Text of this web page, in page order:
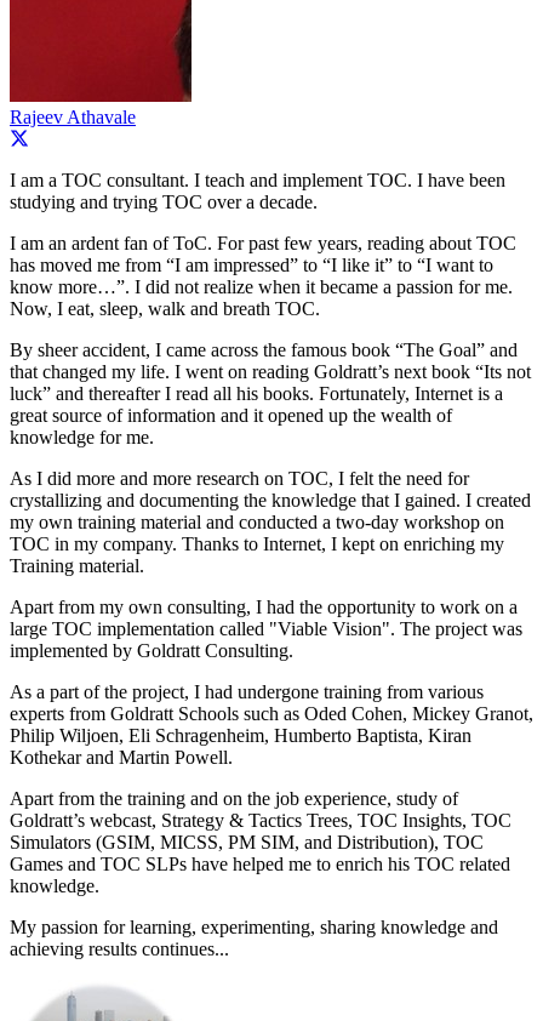
Rajeev Athavale
I am a TOC consultant. I teach and implement TOC. I have been
studying and trying TOC over a decade.
I am an ardent fan of ToC. For past few years, reading about TOC
has moved me from “I am impressed” to “I like it” to “I want to
know more…”. I did not realize when it became a passion for me.
Now, I eat, sleep, walk and breath TOC.
By sheer accident, I came across the famous book “The Goal” and
that changed my life. I went on reading Goldratt’s next book “Its not
luck” and thereafter I read all his books. Fortunately, Internet is a
great source of information and it opened up the wealth of
knowledge for me.
As I did more and more research on TOC, I felt the need for
crystallizing and documenting the knowledge that I gained. I created
my own training material and conducted a two-day workshop on
TOC in my company. Thanks to Internet, I kept on enriching my
Training material.
Apart from my own consulting, I had the opportunity to work on a
large TOC implementation called "Viable Vision". The project was
implemented by Goldratt Consulting.
As a part of the project, I had undergone training from various
experts from Goldratt Schools such as Oded Cohen, Mickey Granot,
Philip Wiljoen, Eli Schragenheim, Humberto Baptista, Kiran
Kothekar and Martin Powell.
Apart from the training and on the job experience, study of
Goldratt’s webcast, Strategy & Tactics Trees, TOC Insights, TOC
Simulators (GSIM, MICSS, PM SIM, and Distribution), TOC
Games and TOC SLPs have helped me to enrich his TOC related
knowledge.
My passion for learning, experimenting, sharing knowledge and
achieving results continues...